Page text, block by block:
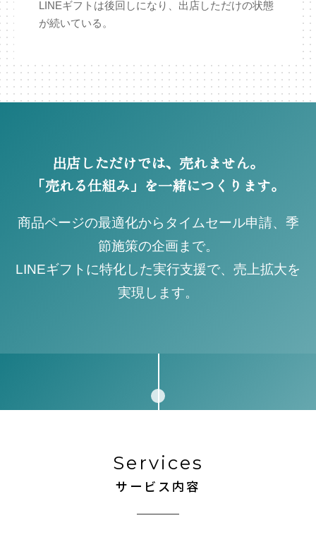
LINEギフトは後回しになり、出店しただけの状態
が続いている。
出店しただけでは、売れません。
「売れる仕組み」を一緒につくります。
商品ページの最適化からタイムセール申請、季
節施策の企画まで。
LINEギフトに特化した実行支援で、売上拡大を
実現します。
Services
サービス内容